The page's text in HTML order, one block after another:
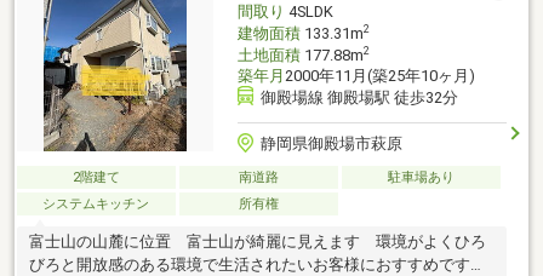
間取り 4SLDK
建物面積133.31m2
土地面積177.88m2
築年月 2000年11月(築25年10ヶ月)
御殿場線 御殿場駅 徒歩32分
静岡県御殿場市萩原
2階建て 南道路
駐車場あり
システムキッチン
所有権
富士山の山麓に位置 富士山が綺麗に見えます 環境がよくひろ
びろと開放感のある環境で生活されたいお客様におすすめです